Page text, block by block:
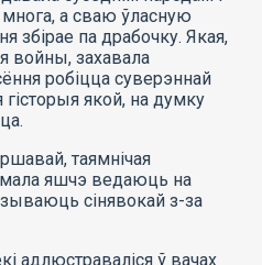
многа, а сваю ўласную
збірае па драбочку. Якая,
войны, захавала
робіцца суверэннай
якой, на думку
таямнічая
мала яшчэ ведаюць на
сінявокай з-за
адлюстраваліся ў вачах